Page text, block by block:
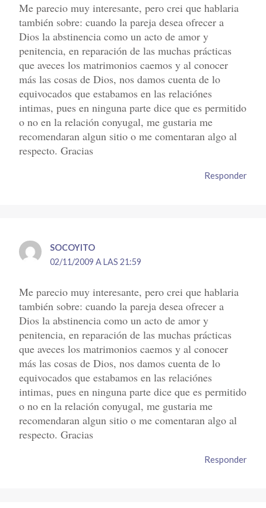
Me parecio muy interesante, pero crei que hablaria
también sobre: cuando la pareja desea ofrecer a
Dios la abstinencia como un acto de amor y
penitencia, en reparación de las muchas prácticas
que aveces los matrimonios caemos y al conocer
más las cosas de Dios, nos damos cuenta de lo
equivocados que estabamos en las relaciónes
intimas, pues en ninguna parte dice que es permitido
o no en la relación conyugal, me gustaria me
recomendaran algun sitio o me comentaran algo al
respecto. Gracias
Responder
SOCOYITO
02/11/2009 A LAS 21:59
Me parecio muy interesante, pero crei que hablaria
también sobre: cuando la pareja desea ofrecer a
Dios la abstinencia como un acto de amor y
penitencia, en reparación de las muchas prácticas
que aveces los matrimonios caemos y al conocer
más las cosas de Dios, nos damos cuenta de lo
equivocados que estabamos en las relaciónes
intimas, pues en ninguna parte dice que es permitido
o no en la relación conyugal, me gustaria me
recomendaran algun sitio o me comentaran algo al
respecto. Gracias
Responder